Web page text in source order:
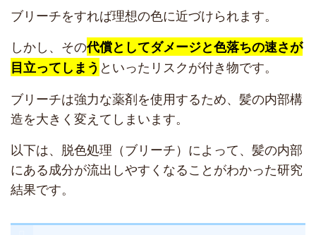
ブリーチをすれば理想の色に近づけられます。
しかし、その代償としてダメージと色落ちの速さが
目立ってしまう といったリスクが付き物です。
ブリーチは強力な薬剤を使用するため、髪の内部構
造を大きく変えてしまいます。
以下は、脱色処理（ブリーチ）によって、髪の内部
にある成分が流出しやすくなることがわかった研究
結果です。